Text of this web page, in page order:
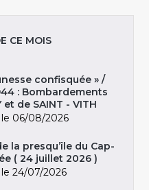
CE MOIS
confisquée » /
: Bombardements
et de SAINT - VITH
le 06/08/2026
la presqu’île du Cap-
( 24 juillet 2026 )
le 24/07/2026